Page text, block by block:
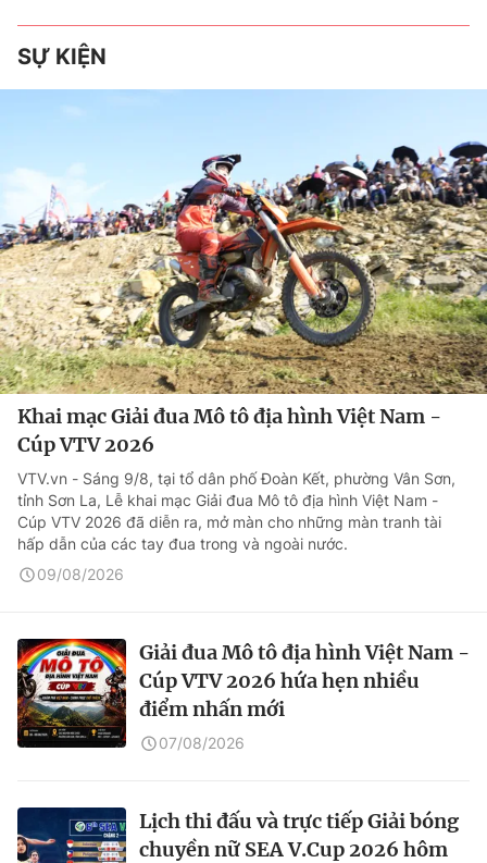
SỰ KIỆN
Khai mạc Giải đua Mô tô địa hình Việt Nam -
Cúp VTV 2026
VTV.vn - Sáng 9/8, tại tổ dân phố Đoàn Kết, phường Vân Sơn,
tỉnh Sơn La, Lễ khai mạc Giải đua Mô tô địa hình Việt Nam -
Cúp VTV 2026 đã diễn ra, mở màn cho những màn tranh tài
hấp dẫn của các tay đua trong và ngoài nước.
09/08/2026
Giải đua Mô tô địa hình Việt Nam -
Cúp VTV 2026 hứa hẹn nhiều
điểm nhấn mới
07/08/2026
Lịch thi đấu và trực tiếp Giải bóng
chuyền nữ SEA V.Cup 2026 hôm